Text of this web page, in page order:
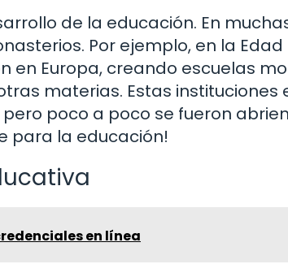
de la educación. En
Por ejemplo, en la Edad
en Europa, creando escuelas
materias. Estas instituciones
poco a poco se fueron
para la educación!
en línea